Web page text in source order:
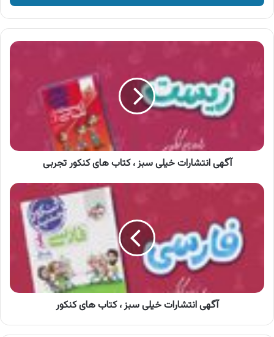
وارد
کنید
آگهی
تجربی
آگهی انتشارات خیلی سبز ، کتاب های کنکور تجربی
آگهی
آگهی انتشارات خیلی سبز ، کتاب های کنکور